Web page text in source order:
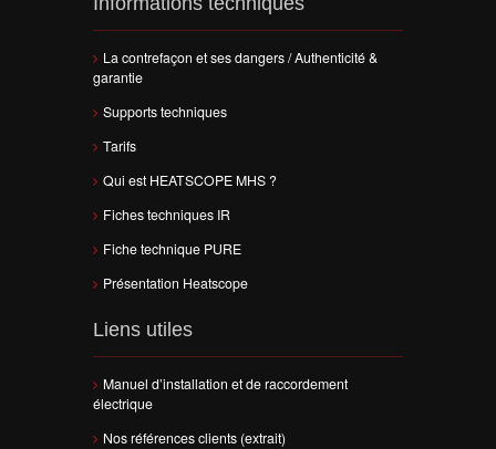
La contrefaçon et ses dangers / Authenticité &
garantie
Supports techniques
Tarifs
Qui est HEATSCOPE MHS ?
Fiches techniques IR
Fiche technique PURE
Présentation Heatscope
Liens utiles
Manuel d’installation et de raccordement
électrique
Nos références clients (extrait)